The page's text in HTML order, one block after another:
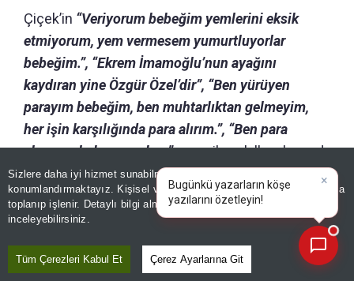
Sizlere daha iyi hizmet sunabilmek adına sitemizde
konumlandırmaktayız. Kişisel verileriniz, KVKK ve GDPR kapsamında
toplanıp işlenir. Detaylı bilgi almak içinAydınlatma Metnimizi
inceleyebilirsiniz.
Tüm Çerezleri Kabul Et Çerez Ayarlarına Git
Çiçek’in “Veriyorum bebeğim yemlerini eksik
etmiyorum, yem vermesem yumurtluyorlar
bebeğim.”, “Ekrem İmamoğlu’nun ayağını
kaydıran yine Özgür Özel’dir”, “Ben yürüyen
parayım bebeğim, ben muhtarlıktan gelmeyim,
her işin karşılığında para alırım.”, “Ben para
almaya alışkınım aşkım”mesajları akıllara kazındı.
Ancak İlkay Çiçek olayındaki rezalet bununla
sınırlı kalmadı.
Çiçek’le ilgili bir skandal da, CHP Genel Başkanı
iken, başkanlarla ilgili çıkan rezaletlere rağmen
Bugünkü yazarların